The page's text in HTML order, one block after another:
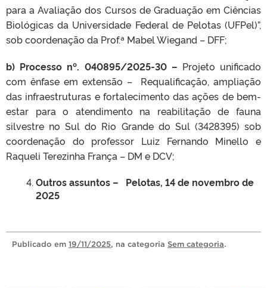
para a Avaliação dos Cursos de Graduação em Ciências
Biológicas da Universidade Federal de Pelotas (UFPel)”,
sob coordenação da Prof.ª Mabel Wiegand – DFF;
b) Processo nº. 040895/2025-30 – Projeto unificado
com ênfase em extensão – Requalificação, ampliação
das infraestruturas e fortalecimento das ações de bem-
estar para o atendimento na reabilitação de fauna
silvestre no Sul do Rio Grande do Sul (3428395) sob
coordenação do professor Luiz Fernando Minello e
Raqueli Terezinha França – DM e DCV;
Outros assuntos –
Pelotas, 14 de novembro de
2025
Publicado em 19/11/2025, na categoria Sem categoria.